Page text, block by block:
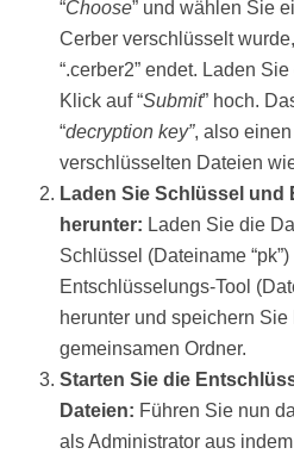
“Choose” und wählen Sie
Cerber verschlüsselt
“.cerber2” endet. Laden
Klick auf “Submit” hoch.
“decryption key”, also
verschlüsselten Dateien
Laden Sie Schlüssel und
herunter: Laden Sie die
Schlüssel (Dateiname
Entschlüsselungs-Tool
herunter und speichern
gemeinsamen Ordner.
Starten Sie die
Dateien: Führen Sie nun
als Administrator aus